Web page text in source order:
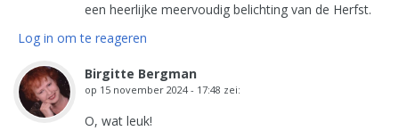
een heerlijke meervoudig belichting van de Herfst.
Log in om te reageren
Birgitte Bergman
op 15 november 2024 - 17:48 zei:
O, wat leuk!